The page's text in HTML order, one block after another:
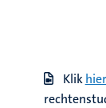
Klikhier